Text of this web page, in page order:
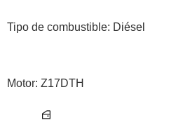
Tipo de combustible: Diésel
Motor: Z17DTH